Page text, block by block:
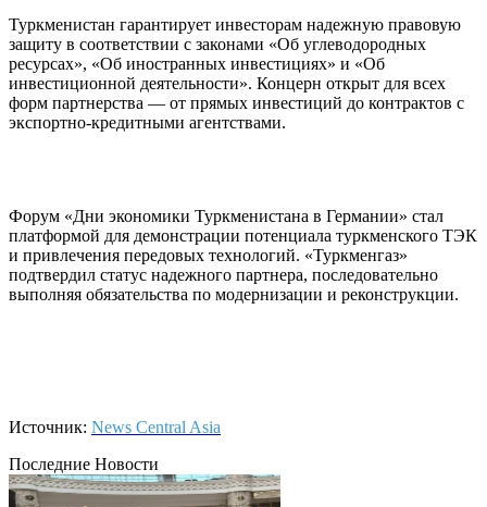
Туркменистан гарантирует инвесторам надежную правовую
защиту в соответствии с законами «Об углеводородных
ресурсах», «Об иностранных инвестициях» и «Об
инвестиционной деятельности». Концерн открыт для всех
форм партнерства — от прямых инвестиций до контрактов с
экспортно-кредитными агентствами.
Форум «Дни экономики Туркменистана в Германии» стал
платформой для демонстрации потенциала туркменского ТЭК
и привлечения передовых технологий. «Туркменгаз»
подтвердил статус надежного партнера, последовательно
выполняя обязательства по модернизации и реконструкции.
Источник: News Central Asia
Последние Новости